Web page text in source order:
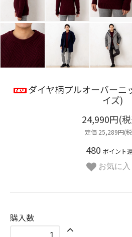
ダイヤ柄プルオーバーニ
イズ)
24,990円(
定価 25,289円(
480 ポイント
お気に入
購入数